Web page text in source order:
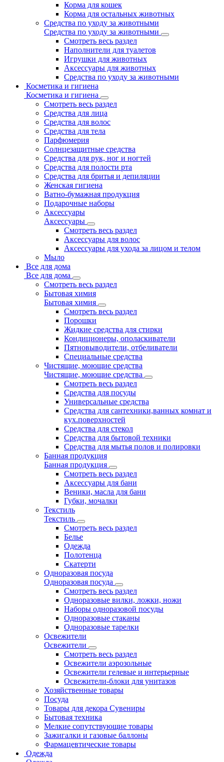
Корма для кошек
Корма для остальных животных
Средства по уходу за животными
Средства по уходу за животными
Смотреть весь раздел
Наполнители для туалетов
Игрушки для животных
Аксессуары для животных
Средства по уходу за животными
Косметика и гигиена
Косметика и гигиена
Смотреть весь раздел
Средства для лица
Средства для волос
Средства для тела
Парфюмерия
Солнцезащитные средства
Средства для рук, ног и ногтей
Средства для полости рта
Средства для бритья и депиляции
Женская гигиена
Ватно-бумажная продукция
Подарочные наборы
Аксессуары
Аксессуары
Смотреть весь раздел
Аксессуары для волос
Аксессуары для ухода за лицом и телом
Мыло
Все для дома
Все для дома
Смотреть весь раздел
Бытовая химия
Бытовая химия
Смотреть весь раздел
Порошки
Жидкие средства для стирки
Кондиционеры, ополаскиватели
Пятновыводители, отбеливатели
Специальные средства
Чистящие, моющие средства
Чистящие, моющие средства
Смотреть весь раздел
Средства для посуды
Универсальные средства
Средства для сантехники,ванных комнат и
кух.поверхностей
Средства для стекол
Средства для бытовой техники
Средства для мытья полов и полировки
Банная продукция
Банная продукция
Смотреть весь раздел
Аксессуары для бани
Веники, масла для бани
Губки, мочалки
Текстиль
Текстиль
Смотреть весь раздел
Белье
Одежда
Полотенца
Скатерти
Одноразовая посуда
Одноразовая посуда
Смотреть весь раздел
Одноразовые вилки, ложки, ножи
Наборы одноразовой посуды
Одноразовые стаканы
Одноразовые тарелки
Освежители
Освежители
Смотреть весь раздел
Освежители аэрозольные
Освежители гелевые и интерьерные
Освежители-блоки для унитазов
Хозяйственные товары
Посуда
Товары для декора Сувениры
Бытовая техника
Мелкие сопутствующие товары
Зажигалки и газовые баллоны
Фармацевтические товары
Одежда